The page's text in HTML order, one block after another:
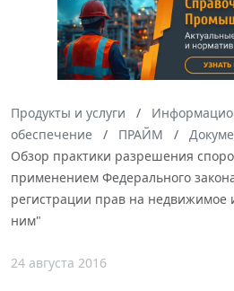
Продукты и услуги
обеспечение
ПРАЙМ
Обзор практики разрешения
применением Федерального
регистрации прав на недвижимое
ним"
24 августа 2016